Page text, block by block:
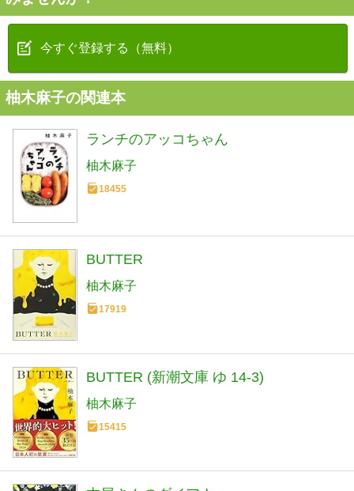
今すぐ登録する（無料）
柚木麻子の関連本
ランチのアッコちゃん
柚木麻子
18455
BUTTER
柚木麻子
17919
BUTTER (新潮文庫 ゆ 14-3)
柚木麻子
15415